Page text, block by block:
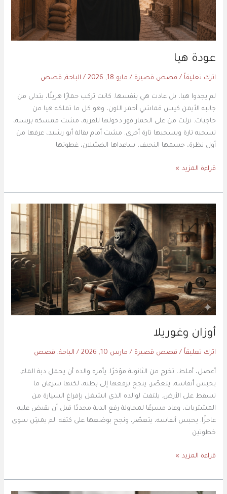
عودة هيا
اترك تعليقاً / قصص قصيرة / مايو 18, 2026 / الباحة, قصص
لم يجدوا هيا، بل عادت هي بنفسها. كانت تركب حمارًا هزيلًا، يتدلى من
جانبه الأيمن كيس قماشي أحمر اللون، وهو كل ما تملكه هيا من
حاجيات. نزلت من على الحمار فور دخولها للقرية، مشت ممسكه برسنه،
تسحبه تارة ويسحبها تارة أخرى. مشت أمام بقالة أبو رشيد، عرفها من
أول نظرة، جسمها النحيف، ساعداها الضئيلان، غطوتها
قراءة المزيد »
أوزان وغوريلا
اترك تعليقاً / قصص قصيرة / مارس 10, 2026 / الباحة, قصص
أعصل، أملط، تخرج من الثانوية مؤخرًا. يأمره والده أن يحمل دبة الماء،
يحبس أنفاسه، يتعصّر، ينجح برفعها إلى بطنه، لكنها سرعان ما
تسقط على الأرض. يلتفت لوالده الذي انشغل بإفراغ السيارة من
المشتريات، وعاد مسرعًا لمحاولة رفع الدبة مجددًا قبل أن يقبض عليه
عاجزًا. يحبس أنفاسه، يتعصّر، ونجح بوضعها على كتفه. لم يمشِ سوى
خطوتين
أوزان
وغوريلا
قراءة المزيد »